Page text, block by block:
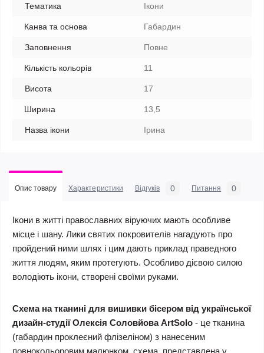
Тематика Ікони
Канва та основа Габардин
Заповнення Повне
Кількість кольорів 11
Висота 17
Ширина 13,5
Назва ікони Ірина
Опис товару Характеристики Відгуків 0 Питання 0
Ікони в житті православних віруючих мають особливе
місце і шану. Лики святих покровителів нагадують про
пройдений ними шлях і цим дають приклад праведного
життя людям, яким протегують. Особливо дієвою силою
володіють ікони, створені своїми руками.
Схема на тканині для вишивки бісером від української
дизайн-студії Олексія Соловйова ArtSolo - це тканина
(габардин проклеєний флізеліном) з нанесеним
повнокольоровим малюнком, схема, представлена у